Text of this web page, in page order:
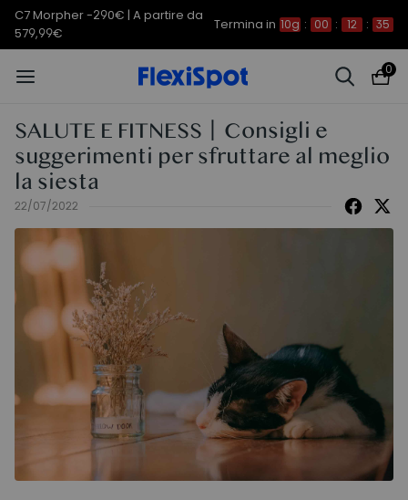
C7 Morpher -290€ | A partire da
579,99€
Termina in 10g : 00 : 12 : 35
0
SALUTE E FITNESS丨Consigli e
suggerimenti per sfruttare al meglio
la siesta
22/07/2022